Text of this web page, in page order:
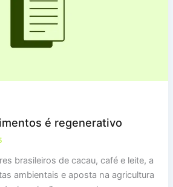
é regenerativo
brasileiros de cacau, café e leite, a
ambientais e aposta na agricultura